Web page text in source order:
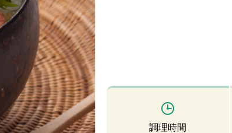
調理時間